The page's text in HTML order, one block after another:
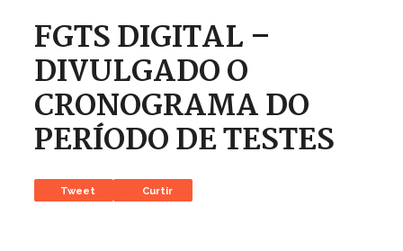
FGTS DIGITAL –
DIVULGADO O
CRONOGRAMA DO
PERÍODO DE TESTES
Tweet Curtir